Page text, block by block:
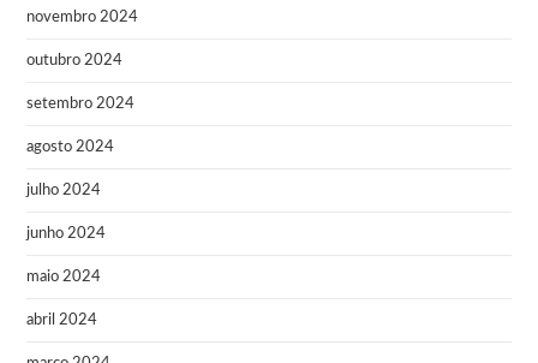
novembro 2024
outubro 2024
setembro 2024
agosto 2024
julho 2024
junho 2024
maio 2024
abril 2024